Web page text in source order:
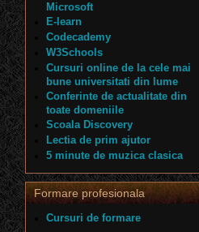
Microsoft
E-learn
Codecademy
W3Schools
Cursuri online de la cele mai
bune universitati din lume
Conferinte de actualitate din
toate domeniile
Scoala Discovery
Lectia de prim ajutor
5 minute de muzica clasica
Formare profesionala
Cursuri de formare